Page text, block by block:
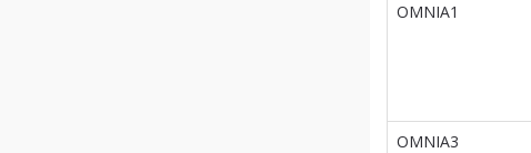
OMNIA1
OMNIA3